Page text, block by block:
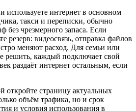
используете интернет в основном
такси и переписки, обычно
без чрезмерного запаса. Если
резерв: видеосвязь, отправка файлов
меняют расход. Для семьи или
решить, каждый подключает свой
раздаёт интернет остальным, если
откройте страницу актуальных
объём трафика, но и срок
и условия использования в